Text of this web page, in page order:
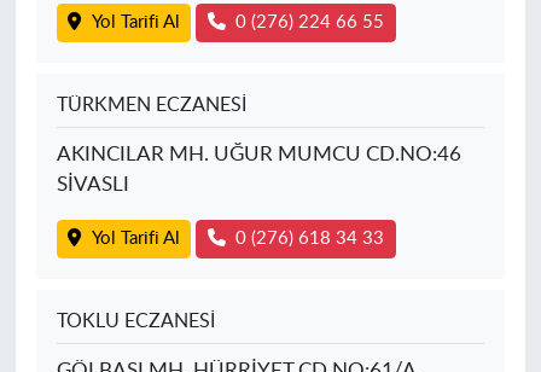
Yol Tarifi Al 0 (276) 224 66 55
TÜRKMEN ECZANESİ
AKINCILAR MH. UĞUR MUMCU CD.NO:46
SİVASLI
Yol Tarifi Al 0 (276) 618 34 33
TOKLU ECZANESİ